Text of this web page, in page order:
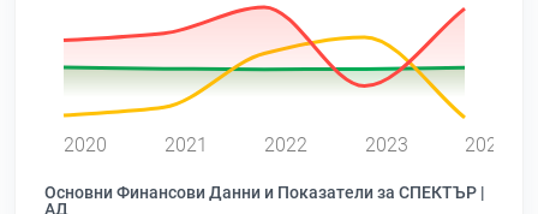
2020 2021 2022 2023 2024
Основни Финансови Данни и Показатели за СПЕКТЪР |
АД